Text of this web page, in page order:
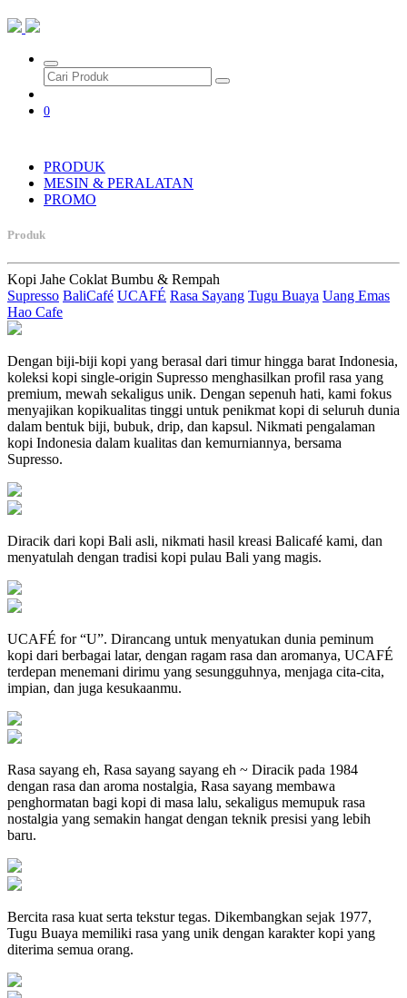
0
PRODUK
MESIN & PERALATAN
PROMO
Produk
Kopi Jahe Coklat Bumbu & Rempah
Supresso BaliCafé UCAFÉ Rasa Sayang Tugu Buaya Uang Emas
Hao Cafe
Dengan biji-biji kopi yang berasal dari timur hingga barat Indonesia,
koleksi kopi single-origin Supresso menghasilkan profil rasa yang
premium, mewah sekaligus unik. Dengan sepenuh hati, kami fokus
menyajikan kopikualitas tinggi untuk penikmat kopi di seluruh dunia
dalam bentuk biji, bubuk, drip, dan kapsul. Nikmati pengalaman
kopi Indonesia dalam kualitas dan kemurniannya, bersama
Supresso.
Diracik dari kopi Bali asli, nikmati hasil kreasi Balicafé kami, dan
menyatulah dengan tradisi kopi pulau Bali yang magis.
UCAFÉ for “U”. Dirancang untuk menyatukan dunia peminum
kopi dari berbagai latar, dengan ragam rasa dan aromanya, UCAFÉ
terdepan menemani dirimu yang sesungguhnya, menjaga cita-cita,
impian, dan juga kesukaanmu.
Rasa sayang eh, Rasa sayang sayang eh ~ Diracik pada 1984
dengan rasa dan aroma nostalgia, Rasa sayang membawa
penghormatan bagi kopi di masa lalu, sekaligus memupuk rasa
nostalgia yang semakin hangat dengan teknik presisi yang lebih
baru.
Bercita rasa kuat serta tekstur tegas. Dikembangkan sejak 1977,
Tugu Buaya memiliki rasa yang unik dengan karakter kopi yang
diterima semua orang.